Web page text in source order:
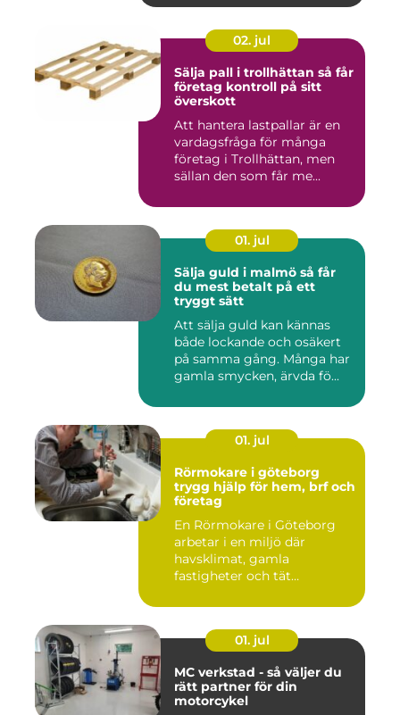
02. jul
Sälja pall i trollhättan så får
företag kontroll på sitt
överskott
Att hantera lastpallar är en
vardagsfråga för många
företag i Trollhättan, men
sällan den som får me...
01. jul
Sälja guld i malmö så får
du mest betalt på ett
tryggt sätt
Att sälja guld kan kännas
både lockande och osäkert
på samma gång. Många har
gamla smycken, ärvda fö...
01. jul
Rörmokare i göteborg
trygg hjälp för hem, brf och
företag
En Rörmokare i Göteborg
arbetar i en miljö där
havsklimat, gamla
fastigheter och tät
01. jul
MC verkstad - så väljer du
rätt partner för din
motorcykel